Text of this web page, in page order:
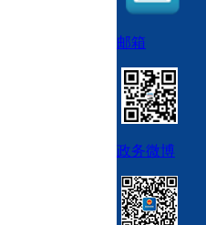
邮箱
政务微博